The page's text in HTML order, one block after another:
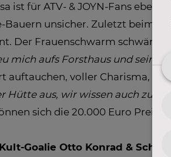
ist für ATV- & JOYN-Fans
Bauern unsicher. Zuletzt beim
Der Frauenschwarm
mich aufs Forsthaus und seine
auftauchen, voller Charisma,
Hütte aus, wir wissen auch zu
sich die 20.000 Euro
Kult-Goalie Otto Konrad &